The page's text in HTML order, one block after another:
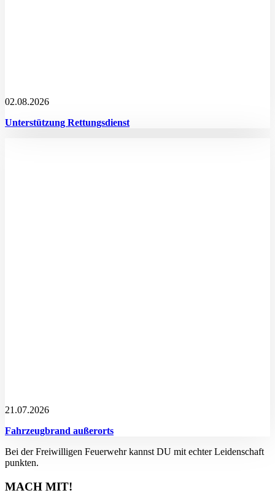
02.08.2026
Unterstützung Rettungsdienst
21.07.2026
Fahrzeugbrand außerorts
Bei der Freiwilligen Feuerwehr kannst DU mit echter Leidenschaft
punkten.
MACH MIT!